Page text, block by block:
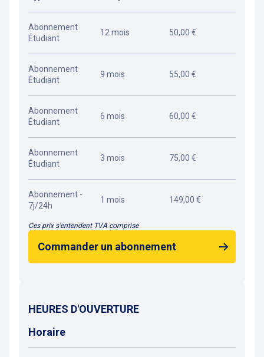
Abonnement
Étudiant
12 mois 50,00 €
Abonnement
Étudiant
9 mois 55,00 €
Abonnement
Étudiant
6 mois 60,00 €
Abonnement
Étudiant
3 mois 75,00 €
Abonnement -
7j/24h
1 mois 149,00 €
Ces prix s'entendent TVA comprise
Commander un abonnement
HEURES D'OUVERTURE
Horaire